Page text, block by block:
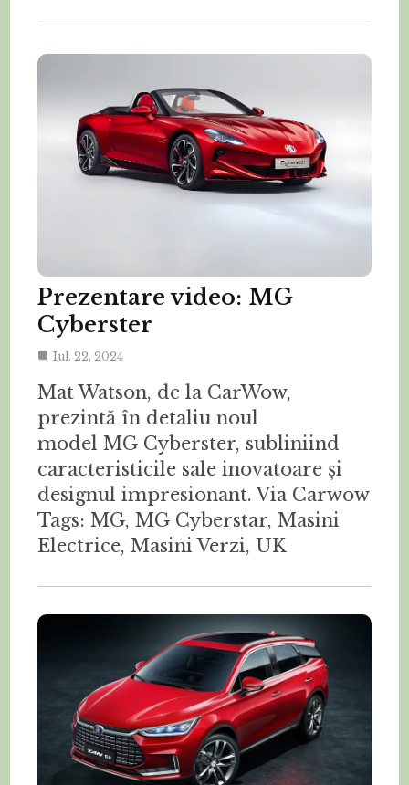
Prezentare video: MG
Cyberster
Iul. 22, 2024
Mat Watson, de la CarWow,
prezintă în detaliu noul
model MG Cyberster, subliniind
caracteristicile sale inovatoare și
designul impresionant. Via Carwow
Tags: MG, MG Cyberstar, Masini
Electrice, Masini Verzi, UK